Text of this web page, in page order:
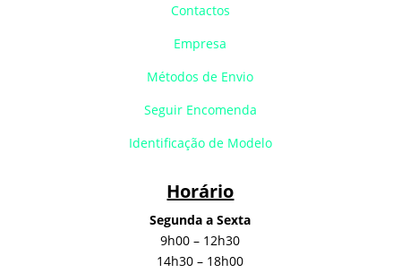
Contactos
Empresa
Métodos de Envio
Seguir Encomenda
Identificação de Modelo
Horário
Segunda a Sexta
9h00 – 12h30
14h30 – 18h00